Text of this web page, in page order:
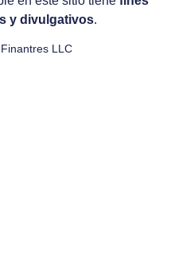
y divulgativos.
LLC